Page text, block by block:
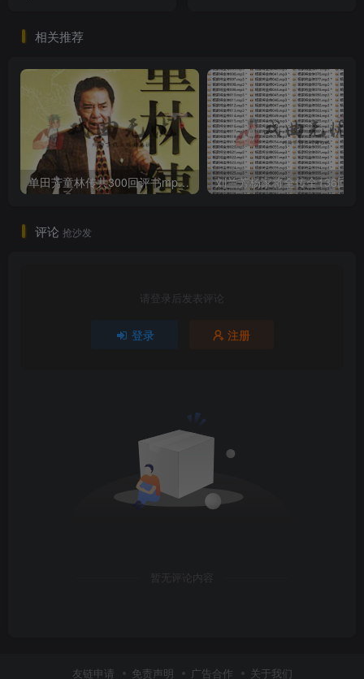
相关推荐
单田芳童林传共300回评书mp3打包戏曲下载 刘兰芳杨家将全传全136回
评论 抢沙发
请登录后发表评论
登录 注册
暂无评论内容
友链申请 免责声明 广告合作 关于我们